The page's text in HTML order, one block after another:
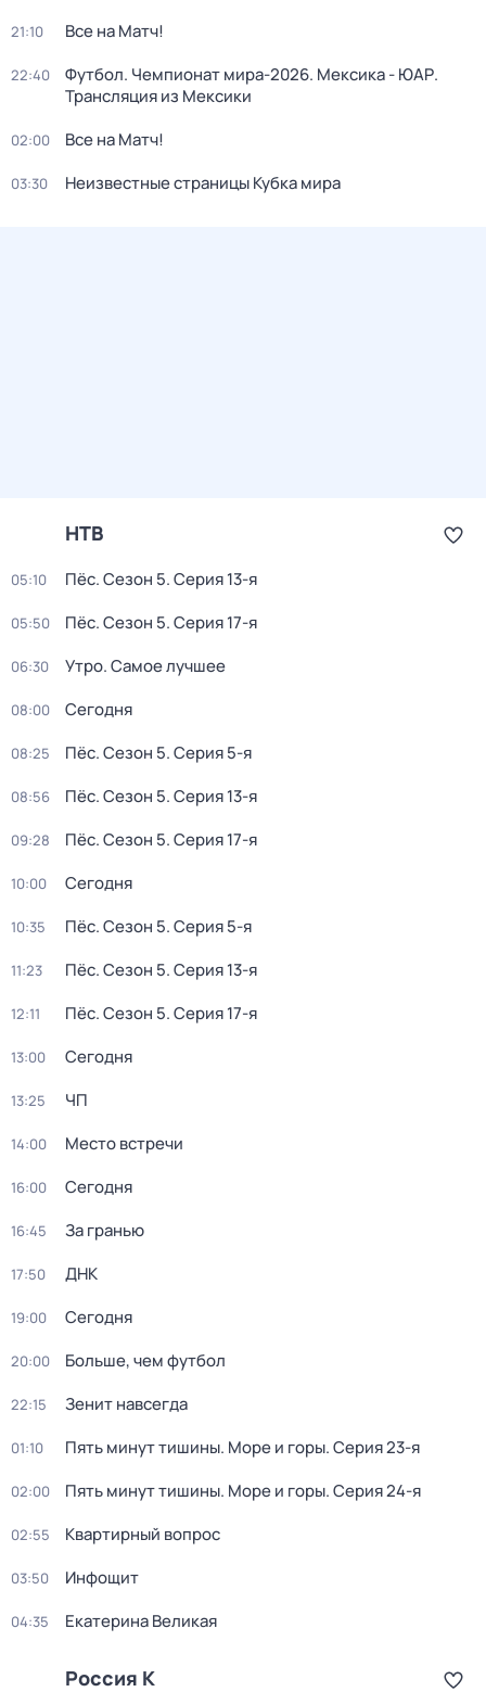
21:10 Все на Матч!
22:40
Футбол. Чемпионат мира-2026. Мексика - ЮАР.
Трансляция из Мексики
02:00 Все на Матч!
03:30 Неизвестные страницы Кубка мира
НТВ
05:10 Пёс. Сезон 5. Серия 13-я
05:50 Пёс. Сезон 5. Серия 17-я
06:30 Утро. Самое лучшее
08:00 Сегодня
08:25 Пёс. Сезон 5. Серия 5-я
08:56 Пёс. Сезон 5. Серия 13-я
09:28 Пёс. Сезон 5. Серия 17-я
10:00 Сегодня
10:35 Пёс. Сезон 5. Серия 5-я
11:23 Пёс. Сезон 5. Серия 13-я
12:11 Пёс. Сезон 5. Серия 17-я
13:00 Сегодня
13:25 ЧП
14:00 Место встречи
16:00 Сегодня
16:45 За гранью
17:50 ДНК
19:00 Сегодня
20:00 Больше, чем футбол
22:15 Зенит навсегда
01:10 Пять минут тишины. Море и горы. Серия 23-я
02:00 Пять минут тишины. Море и горы. Серия 24-я
02:55 Квартирный вопрос
03:50 Инфощит
04:35 Екатерина Великая
Россия К